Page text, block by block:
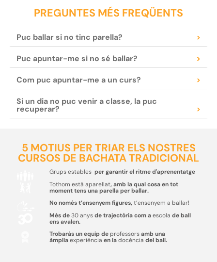
PREGUNTES MÉS FREQÜENTS
Puc ballar si no tinc parella? >
Puc apuntar-me si no sé ballar? >
Com puc apuntar-me a un curs? >
Si un dia no puc venir a classe, la puc
recuperar? >
5 MOTIUS PER TRIAR ELS NOSTRES
CURSOS DE BACHATA TRADICIONAL
Grups establesper garantir el ritme d'aprenentatge
Tothom està aparellat, amb la qual cosa en tot
moment tens una parella per ballar.
No només t’ensenyem figures,t’ensenyem a ballar!
Més de30 anysde trajectòria com aescola de ball
ens avalen.
Trobaràs un equip deprofessorsamb una
àmpliaexperiència en ladocència del ball.